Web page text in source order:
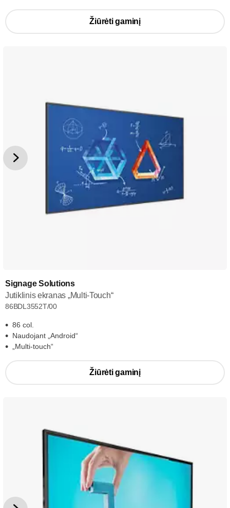
Žiūrėti gaminį
Signage Solutions
Jutiklinis ekranas „Multi-Touch“
86BDL3552T/00
86 col.
Naudojant „Android“
„Multi-touch“
Žiūrėti gaminį